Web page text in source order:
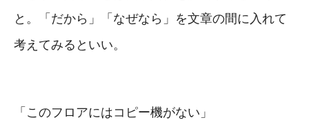
と。「だから」「なぜなら」を文章の間に入れて
考えてみるといい。
「このフロアにはコピー機がない」